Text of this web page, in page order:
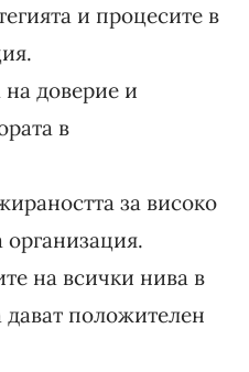
и процесите в
на доверие и
в
за високо
организация.
на всички нива в
дават положителен